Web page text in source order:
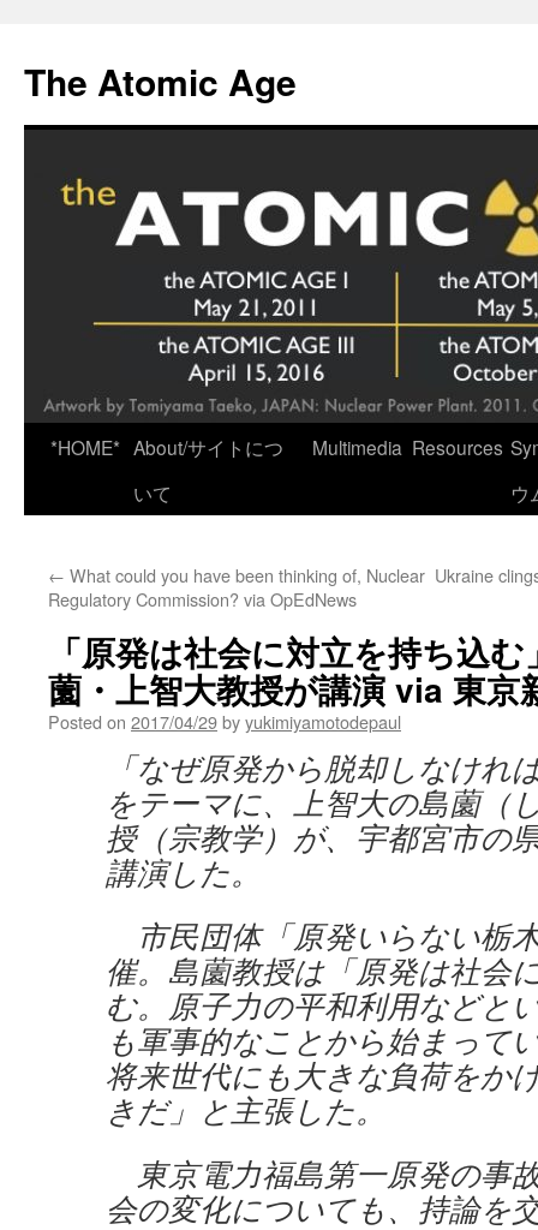
content
The Atomic Age
*HOME* About/サイトにつ
いて
Multimedia Resources
ウ
← What could you have been thinking of, Nuclear
Regulatory Commission? via OpEdNews
Ukraine
「原発は社会に対立を持ち
薗・上智大教授が講演 via 東京
Posted on 2017/04/29byyukimiyamotodepaul
「なぜ原発から脱却しなけれ
をテーマに、上智大の島薗（
授（宗教学）が、宇都宮市の
講演した。
市民団体「原発いらない栃
催。島薗教授は「原発は社会
む。原子力の平和利用などと
も軍事的なことから始まって
将来世代にも大きな負荷をか
きだ」と主張した。
東京電力福島第一原発の事
会の変化についても、持論を